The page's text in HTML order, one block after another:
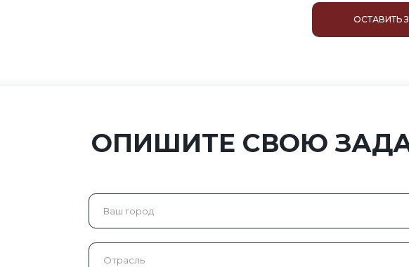
ОСТАВИТЬ
ОПИШИТЕ СВОЮ